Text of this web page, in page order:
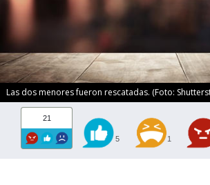
Las dos menores fueron rescatadas. (Foto:
21
5 1